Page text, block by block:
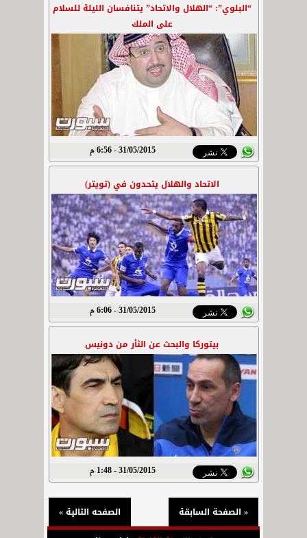
“البلوي”: “الهلال والاتحاد” يتنافسان الليلة للسلام
على الملك
31/05/2015 - 6:56 م
الاتحاد والهلال يتحدون في (تويتر)
31/05/2015 - 6:06 م
بيتوركا والبحث عن الثأر من دونيس
31/05/2015 - 1:48 م
الصفحه التالية » « الصفحة السابقة